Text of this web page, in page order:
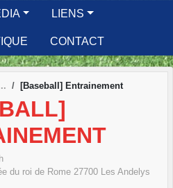
LIENS
CONTACT
[Baseball] Entrainement
du roi de Rome 27700 Les Andelys